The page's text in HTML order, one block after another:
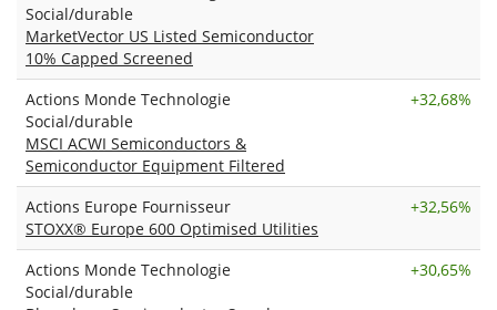
Social/durable
MarketVector US Listed Semiconductor
10% Capped Screened
Actions Monde Technologie
Social/durable
MSCI ACWI Semiconductors &
Semiconductor Equipment Filtered
+32,68%
Actions Europe Fournisseur
STOXX® Europe 600 Optimised Utilities
+32,56%
Actions Monde Technologie
Social/durable
+30,65%